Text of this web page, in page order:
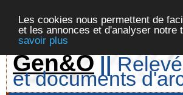
Les cookies nous permettent de
et les annonces et d'analyser
savoir plus
Gen&O ||
et documents